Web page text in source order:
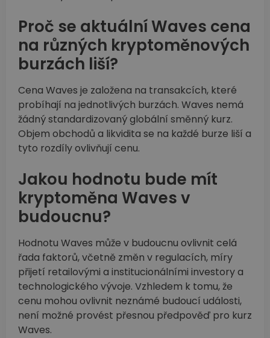
Proč se aktuální Waves cena
na různých kryptoměnových
burzách liší?
Cena Waves je založena na transakcích, které
probíhají na jednotlivých burzách. Waves nemá
žádný standardizovaný globální směnný kurz.
Objem obchodů a likvidita se na každé burze liší a
tyto rozdíly ovlivňují cenu.
Jakou hodnotu bude mít
kryptoměna Waves v
budoucnu?
Hodnotu Waves může v budoucnu ovlivnit celá
řada faktorů, včetně změn v regulacích, míry
přijetí retailovými a institucionálními investory a
technologického vývoje. Vzhledem k tomu, že
cenu mohou ovlivnit neznámé budoucí události,
není možné provést přesnou předpověď pro kurz
Waves.